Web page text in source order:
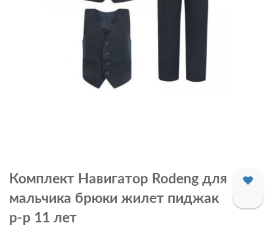
Комплект Навигатор Rodeng для
мальчика брюки жилет пиджак
р-р 11 лет